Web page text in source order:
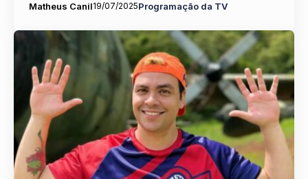
Matheus Canil19/07/2025Programação da TV